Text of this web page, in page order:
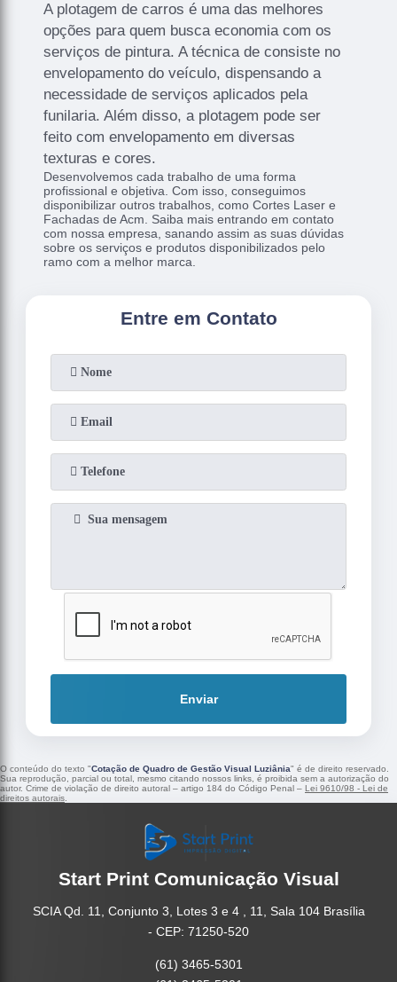
A plotagem de carros é uma das melhores
opções para quem busca economia com os
serviços de pintura. A técnica de consiste no
envelopamento do veículo, dispensando a
necessidade de serviços aplicados pela
funilaria. Além disso, a plotagem pode ser
feito com envelopamento em diversas
texturas e cores.
Desenvolvemos cada trabalho de uma forma
profissional e objetiva. Com isso, conseguimos
disponibilizar outros trabalhos, como Cortes Laser e
Fachadas de Acm. Saiba mais entrando em contato
com nossa empresa, sanando assim as suas dúvidas
sobre os serviços e produtos disponibilizados pelo
ramo com a melhor marca.
Entre em Contato
Enviar
O conteúdo do texto "Cotação de Quadro de Gestão Visual Luziânia" é de direito reservado.
Sua reprodução, parcial ou total, mesmo citando nossos links, é proibida sem a autorização do
autor. Crime de violação de direito autoral – artigo 184 do Código Penal – Lei 9610/98 - Lei de
direitos autorais
Start Print Comunicação Visual
SCIA Qd. 11, Conjunto 3, Lotes 3 e 4 , 11, Sala 104 Brasília
- CEP: 71250-520
(61) 3465-5301